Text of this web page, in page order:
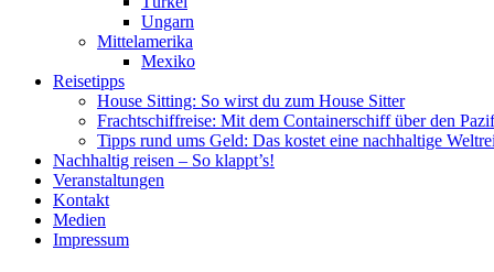
Ungarn
Mittelamerika
Mexiko
Reisetipps
House Sitting: So wirst du zum House Sitter
Frachtschiffreise: Mit dem Containerschiff über den
Tipps rund ums Geld: Das kostet eine nachhaltige
Nachhaltig reisen – So klappt’s!
Veranstaltungen
Kontakt
Medien
Impressum